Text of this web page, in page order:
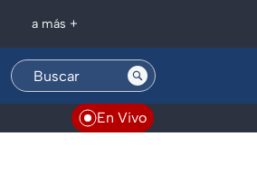
a más +
En Vivo